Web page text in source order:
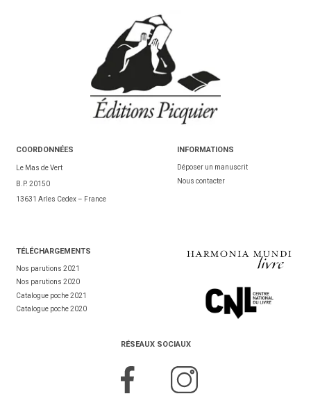
COORDONNÉES
Le Mas de Vert
B.P. 20150
13631 Arles Cedex – France
INFORMATIONS
Déposer un manuscrit
Nous contacter
TÉLÉCHARGEMENTS
Nos parutions 2021
Nos parutions 2020
Catalogue poche 2021
Catalogue poche 2020
RÉSEAUX SOCIAUX